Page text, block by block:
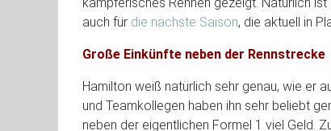
auch für die nächste Saison, die aktuell in
Große Einkünfte neben der Rennstrecke
Hamilton weiß natürlich sehr genau, wie er
und Teamkollegen haben ihn sehr beliebt
neben der eigentlichen Formel 1 viel Geld.